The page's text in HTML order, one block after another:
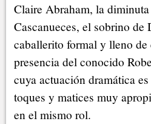
Claire Abraham, la
Cascanueces, el sobrino
caballerito formal y lleno
presencia del conocido
cuya actuación dramática
toques y matices muy
en el mismo rol.